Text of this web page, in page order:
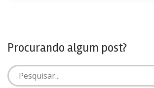
Procurando algum post?